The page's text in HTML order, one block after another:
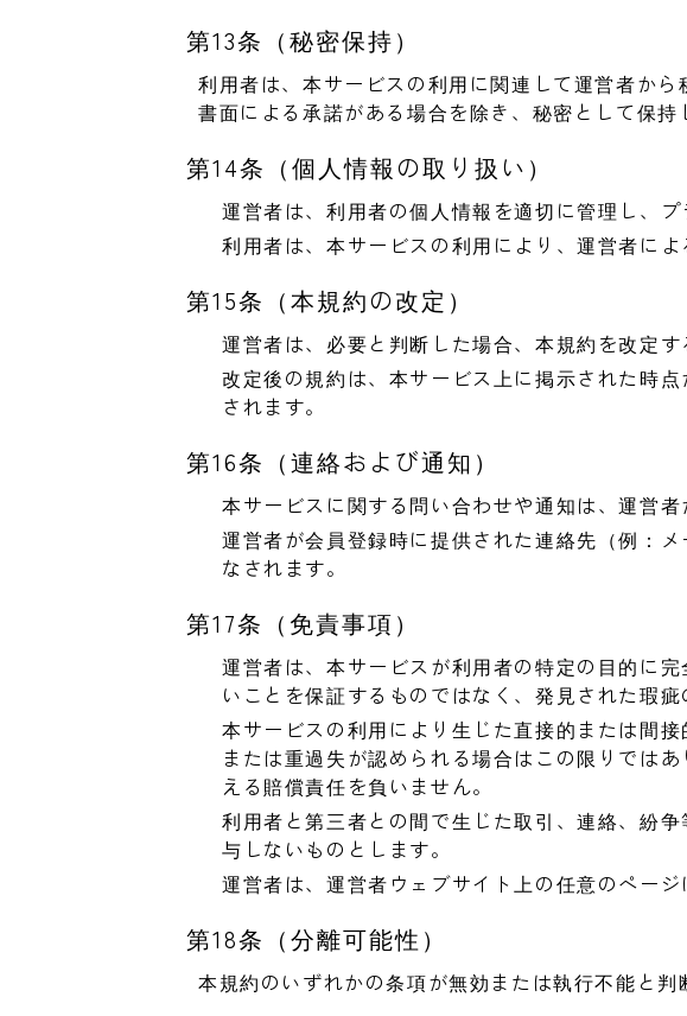
第13条（秘密保持）
利用者は、本サービスの利用に関連して運営者か
書面による承諾がある場合を除き、秘密として保持
第14条（個人情報の取り扱い）
運営者は、利用者の個人情報を適切に管理し、
利用者は、本サービスの利用により、運営者に
第15条（本規約の改定）
運営者は、必要と判断した場合、本規約を改定す
改定後の規約は、本サービス上に掲示された時
されます。
第16条（連絡および通知）
本サービスに関する問い合わせや通知は、運営
運営者が会員登録時に提供された連絡先（例：
なされます。
第17条（免責事項）
運営者は、本サービスが利用者の特定の目的に
いことを保証するものではなく、発見された瑕疵
本サービスの利用により生じた直接的または間
または重過失が認められる場合はこの限りでは
える賠償責任を負いません。
利用者と第三者との間で生じた取引、連絡、紛
与しないものとします。
運営者は、運営者ウェブサイト上の任意のペー
第18条（分離可能性）
本規約のいずれかの条項が無効または執行不能と